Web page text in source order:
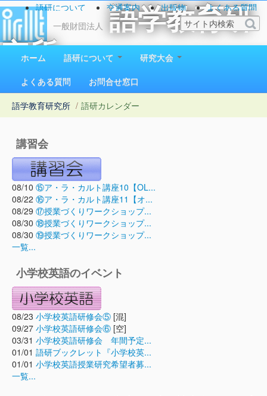
一般財団法人
語学教育研
究所
1923（大正12）年創立
語研について 交通案内 出版物
よくある質問
お問い合わせ
ホーム 語研について
研究大会
よくある質問
お問合せ窓口
語学教育研究所 / 語研カレンダー
講習会
08/10 ⑮ア・ラ・カルト講座10【OL...
08/22 ⑯ア・ラ・カルト講座11【オ...
08/29 ⑰授業づくりワークショップ...
08/30 ⑱授業づくりワークショップ...
08/30 ⑲授業づくりワークショップ...
一覧...
小学校英語のイベント
08/23 小学校英語研修会⑤ [混]
09/27 小学校英語研修会⑥ [空]
03/31 小学校英語研修会 年間予定...
01/01 語研ブックレット『小学校英...
01/01 小学校英語授業研究希望者募...
一覧...